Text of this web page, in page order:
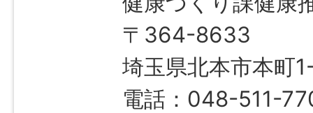
〒364-8633
埼玉県北本市本町
電話：048-511-